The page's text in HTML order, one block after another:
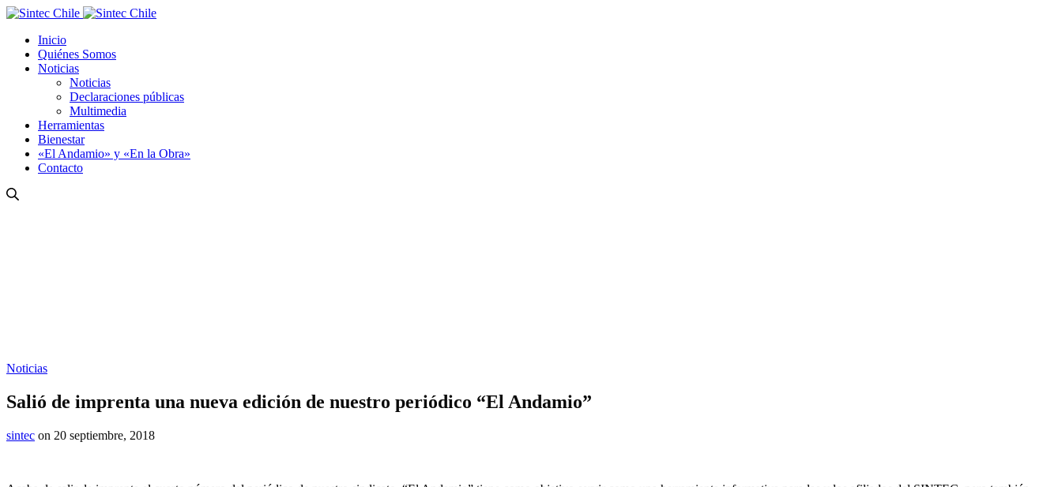
Inicio
Quiénes Somos
Noticias
Noticias
Declaraciones públicas
Multimedia
Herramientas
Bienestar
«El Andamio» y «En la Obra»
Contacto
Noticias
Salió de imprenta una nueva edición de nuestro periódico “El Andamio”
sintec on 20 septiembre, 2018